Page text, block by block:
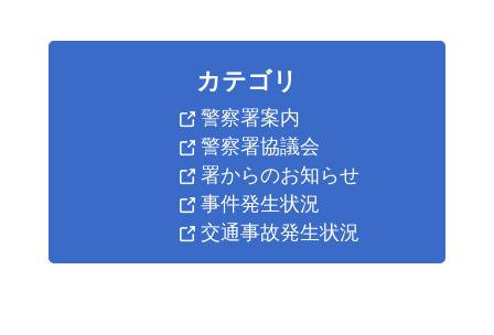
カテゴリ
警察署案内
警察署協議会
署からのお知らせ
事件発生状況
交通事故発生状況